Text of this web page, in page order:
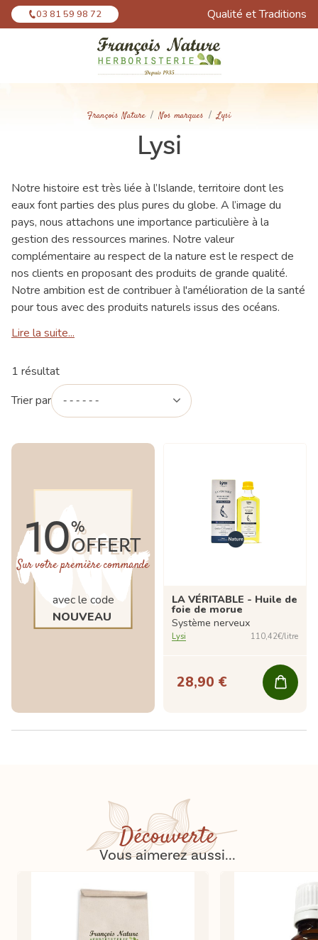
03 81 59 98 72 Qualité et Traditions
François Nature Nos marques Lysi
Lysi
Notre histoire est très liée à l’Islande, territoire dont les
eaux font parties des plus pures du globe. A l’image du
pays, nous attachons une importance particulière à la
gestion des ressources marines. Notre valeur
complémentaire au respect de la nature est le respect de
nos clients en proposant des produits de grande qualité.
Notre ambition est de contribuer à l'amélioration de la santé
pour tous avec des produits naturels issus des océans.
Lire la suite...
1 résultat
Trier par
10%
OFFERT
Sur votre première commande
avec le code
NOUVEAU
LA VÉRITABLE - Huile de
foie de morue
Système nerveux
Lysi 110,42€/litre
28,90 €
Découverte
Vous aimerez aussi...
Panneau de gestion des cookies